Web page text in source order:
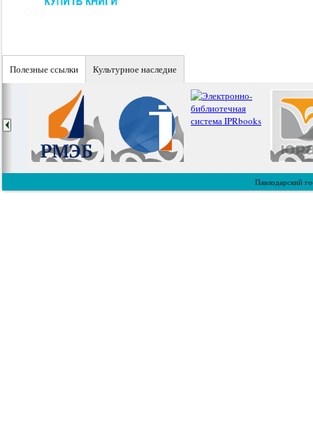
Полезные ссылки Культурное наследие
Павлодарский